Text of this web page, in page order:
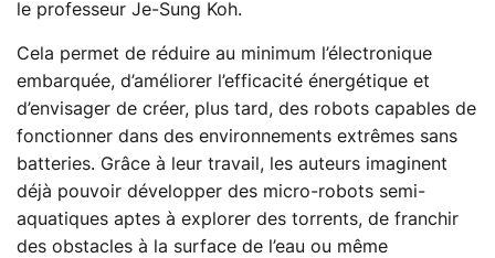
le professeur Je-Sung Koh.
Cela permet de réduire au minimum l’électronique
embarquée, d’améliorer l’efficacité énergétique et
d’envisager de créer, plus tard, des robots capables de
fonctionner dans des environnements extrêmes sans
batteries. Grâce à leur travail, les auteurs imaginent
déjà pouvoir développer des micro-robots semi-
aquatiques aptes à explorer des torrents, de franchir
des obstacles à la surface de l’eau ou même